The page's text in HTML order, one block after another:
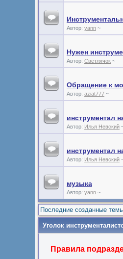
Автор: yann ~
Нужен
Автор: Светлячок ~
Обращение к
Автор: aziat777 ~
инструментал
Автор: Илья Невский
инструментал
Автор: Илья Невский
музыка
Автор: yann ~
Последние созданные
Уголок
Правила